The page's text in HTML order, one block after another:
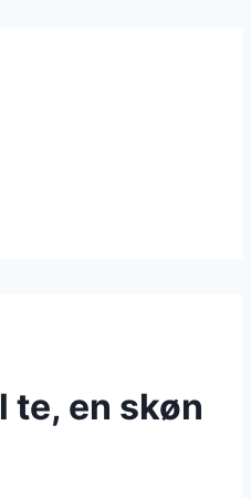
te, en skøn